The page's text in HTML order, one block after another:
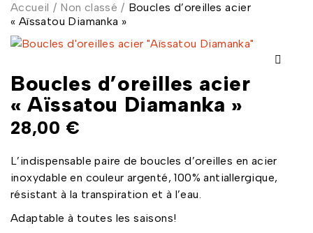
Accueil / Non classé / Boucles d’oreilles acier
« Aïssatou Diamanka »
Boucles d’oreilles acier
« Aïssatou Diamanka »
28,00 €
L’indispensable paire de boucles d’oreilles en acier
inoxydable en couleur argenté, 100% antiallergique,
résistant à la transpiration et à l’eau.
Adaptable à toutes les saisons!